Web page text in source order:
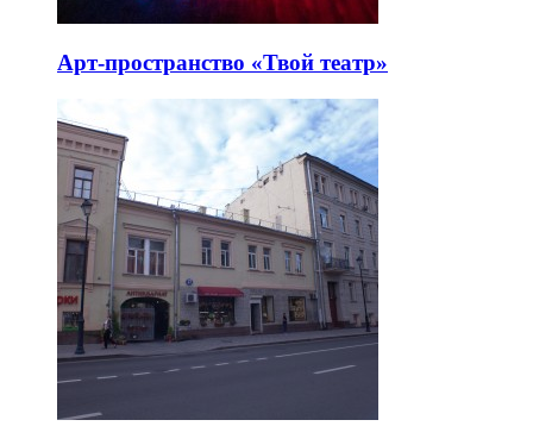
Арт-пространство «Твой театр»